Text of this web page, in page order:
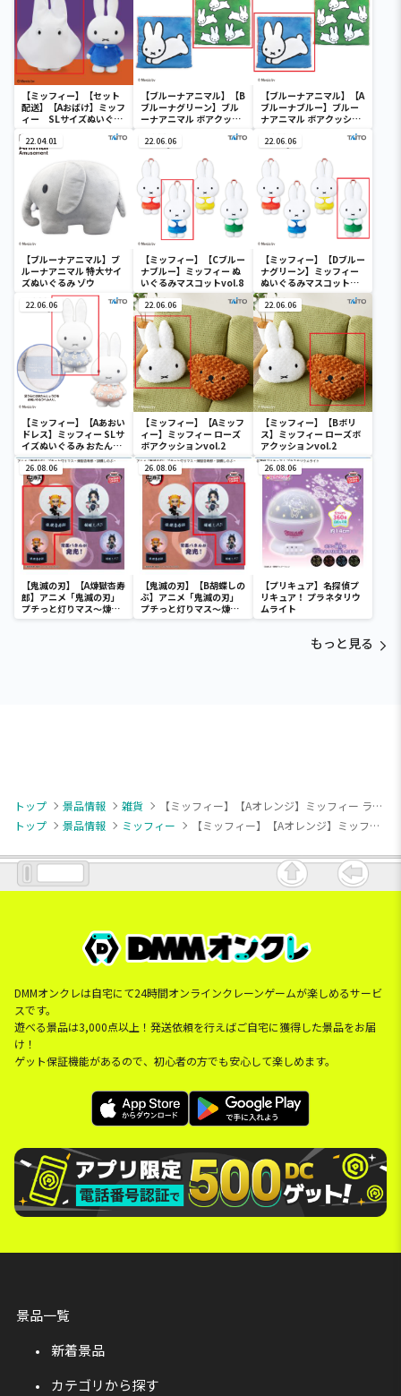
【ミッフィー】【セット
配送】【Aおばけ】ミッフ
ィー SLサイズぬいぐる
【ブルーナアニマル】【B
ブルーナグリーン】ブル
ーナアニマル ボアクッシ
【ブルーナアニマル】【A
ブルーナブルー】ブルー
ナアニマル ボアクッショ
22.04.01
【ブルーナアニマル】ブ
ルーナアニマル 特大サイ
ズぬいぐるみ ゾウ
22.06.06
【ミッフィー】【Cブルー
ナブルー】ミッフィー ぬ
いぐるみマスコットvol.8
22.06.06
【ミッフィー】【Dブルー
ナグリーン】ミッフィー
ぬいぐるみマスコット
vol.8
22.06.06
【ミッフィー】【Aあおい
ドレス】ミッフィー SLサ
イズぬいぐるみ おたんじ
ょうび 2022
22.06.06
【ミッフィー】【Aミッフ
ィー】ミッフィー ローズ
ボアクッションvol.2
22.06.06
【ミッフィー】【Bボリ
ス】ミッフィー ローズボ
アクッションvol.2
26.08.06
【鬼滅の刃】【A煉獄杏寿
郎】アニメ「鬼滅の刃」
プチっと灯りマス～煉獄
杏寿郎・胡蝶しのぶ～
26.08.06
【鬼滅の刃】【B胡蝶しの
ぶ】アニメ「鬼滅の刃」
プチっと灯りマス～煉獄
杏寿郎・胡蝶しのぶ～
26.08.06
【プリキュア】名探偵プ
リキュア！ プラネタリウ
ムライト
もっと見る
トップ 景品情報 雑貨
【ミッフィー】【Aオレンジ】ミッフィー ラグマット
トップ
景品情報 ミッフィー 【ミッフィー】【Aオレンジ】ミッフィー ラグマット
DMMオンクレは自宅にて24時間オンラインクレーンゲームが楽しめるサービ
スです。
遊べる景品は3,000点以上！発送依頼を行えばご自宅に獲得した景品をお届
け！
ゲット保証機能があるので、初心者の方でも安心して楽しめます。
景品一覧
新着景品
カテゴリから探す